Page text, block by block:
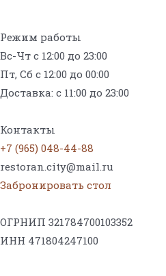
Режим работы
Вс-Чт с 12:00 до 23:00
Пт, Сб с 12:00 до 00:00
Доставка: с 11:00 до 23:00
Контакты
+7 (965) 048-44-88
restoran.city@mail.ru
Забронировать стол
ОГРНИП 321784700103352
ИНН 471804247100